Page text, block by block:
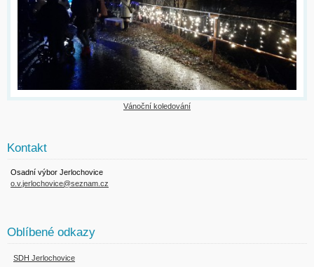
Vánoční koledování
Kontakt
Osadní výbor Jerlochovice
o.v.jerlochovice@seznam.cz
Oblíbené odkazy
SDH Jerlochovice